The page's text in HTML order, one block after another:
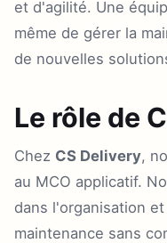
et d'agilité. Une
même de gérer la
de nouvelles
Le rôle de
Chez CS Delivery,
au MCO applicatif.
dans l'organisation
maintenance sans